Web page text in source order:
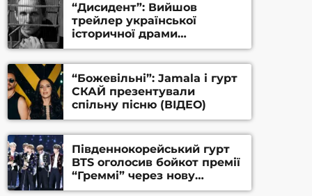
“Дисидент”: Вийшов
трейлер української
історичної драми
Станіслава Гуренка та
Андрія Алфьорова (ВІДЕО)
“Божевільні”: Jamala і гурт
СКАЙ презентували
спільну пісню (ВІДЕО)
Південнокорейський гурт
BTS оголосив бойкот премії
“Греммі” через нову
номінацію